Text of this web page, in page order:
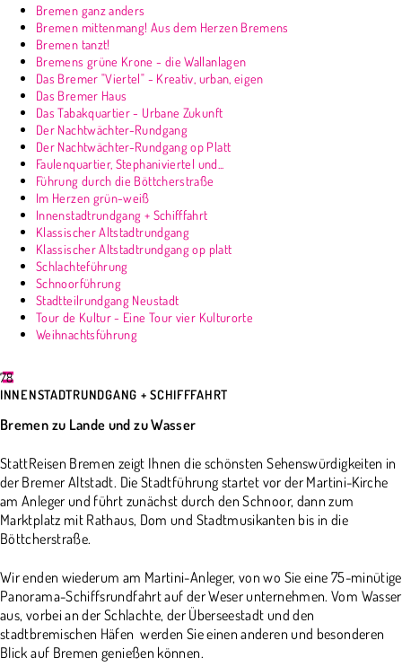
Bremen ganz anders
Bremen mittenmang! Aus dem Herzen Bremens
Bremen tanzt!
Bremens grüne Krone - die Wallanlagen
Das Bremer "Viertel" - Kreativ, urban, eigen
Das Bremer Haus
Das Tabakquartier - Urbane Zukunft
Der Nachtwächter-Rundgang
Der Nachtwächter-Rundgang op Platt
Faulenquartier, Stephaniviertel und...
Führung durch die Böttcherstraße
Im Herzen grün-weiß
Innenstadtrundgang + Schifffahrt
Klassischer Altstadtrundgang
Klassischer Altstadtrundgang op platt
Schlachteführung
Schnoorführung
Stadtteilrundgang Neustadt
Tour de Kultur - Eine Tour vier Kulturorte
Weihnachtsführung
78
INNENSTADTRUNDGANG + SCHIFFFAHRT
Bremen zu Lande und zu Wasser
StattReisen Bremen zeigt Ihnen die schönsten Sehenswürdigkeiten in
der Bremer Altstadt. Die Stadtführung startet vor der Martini-Kirche
am Anleger und führt zunächst durch den Schnoor, dann zum
Marktplatz mit Rathaus, Dom und Stadtmusikanten bis in die
Böttcherstraße.
Wir enden wiederum am Martini-Anleger, von wo Sie eine 75-minütige
Panorama-Schiffsrundfahrt auf der Weser unternehmen. Vom Wasser
aus, vorbei an der Schlachte, der Überseestadt und den
stadtbremischen Häfen werden Sie einen anderen und besonderen
Blick auf Bremen genießen können.